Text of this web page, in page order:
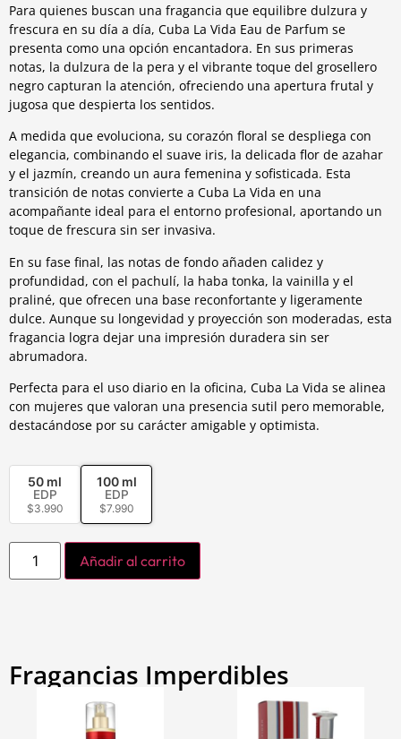
Para quienes buscan una fragancia que equilibre dulzura y
frescura en su día a día, Cuba La Vida Eau de Parfum se
presenta como una opción encantadora. En sus primeras
notas, la dulzura de la pera y el vibrante toque del grosellero
negro capturan la atención, ofreciendo una apertura frutal y
jugosa que despierta los sentidos.
A medida que evoluciona, su corazón floral se despliega con
elegancia, combinando el suave iris, la delicada flor de azahar
y el jazmín, creando un aura femenina y sofisticada. Esta
transición de notas convierte a Cuba La Vida en una
acompañante ideal para el entorno profesional, aportando un
toque de frescura sin ser invasiva.
En su fase final, las notas de fondo añaden calidez y
profundidad, con el pachulí, la haba tonka, la vainilla y el
praliné, que ofrecen una base reconfortante y ligeramente
dulce. Aunque su longevidad y proyección son moderadas, esta
fragancia logra dejar una impresión duradera sin ser
abrumadora.
Perfecta para el uso diario en la oficina, Cuba La Vida se alinea
con mujeres que valoran una presencia sutil pero memorable,
destacándose por su carácter amigable y optimista.
50 ml
EDP
$3.990
100 ml
EDP
$7.990
Añadir al carrito
Fragancias Imperdibles